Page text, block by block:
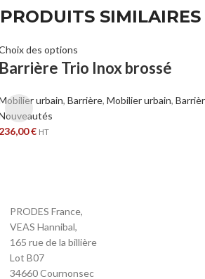
PRODUITS SIMILAIRES
des options
Trio Inox brossé
urbain,Barrière,Mobilier urbain,
€ HT
PRODES France,
VEAS Hannibal,
165 rue de la billière
Lot B07
34660 Cournonsec